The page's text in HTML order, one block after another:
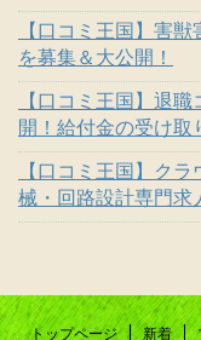
【口コミ王国】害
を募集＆大公開！
【口コミ王国】退
開！給付金の受け取
【口コミ王国】ク
械・回路設計専門求
トップページ 新着